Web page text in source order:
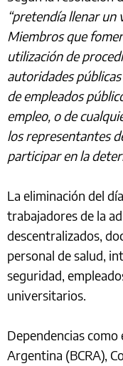
“pretendía llenar un
Miembros que
utilización de
autoridades
de empleados
empleo, o de
los representantes
participar en la
La eliminación del
trabajadores de la
descentralizados,
personal de salud,
seguridad,
universitarios.
Dependencias como
Argentina (BCRA),